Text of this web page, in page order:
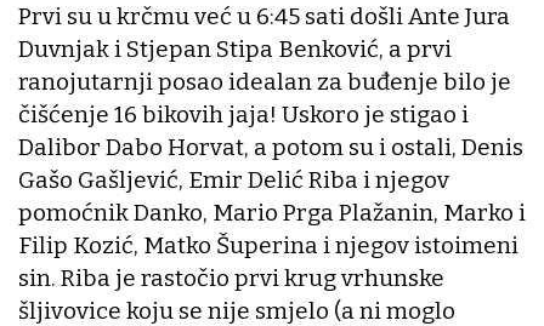
Prvi su u krčmu već u 6:45 sati došli Ante Jura
Duvnjak i Stjepan Stipa Benković, a prvi
ranojutarnji posao idealan za buđenje bilo je
čišćenje 16 bikovih jaja! Uskoro je stigao i
Dalibor Dabo Horvat, a potom su i ostali, Denis
Gašo Gašljević, Emir Delić Riba i njegov
pomoćnik Danko, Mario Prga Plažanin, Marko i
Filip Kozić, Matko Šuperina i njegov istoimeni
sin. Riba je rastočio prvi krug vrhunske
šljivovice koju se nije smjelo (a ni moglo